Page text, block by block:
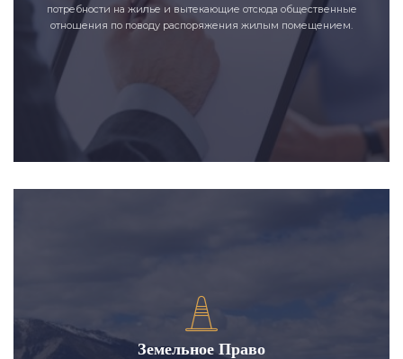
потребности на жилье и вытекающие отсюда общественные
отношения по поводу распоряжения жилым помещением.
Земельное Право